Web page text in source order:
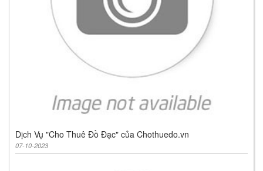
Dịch Vụ "Cho Thuê Đồ Đạc" của Chothuedo.vn
07-10-2023